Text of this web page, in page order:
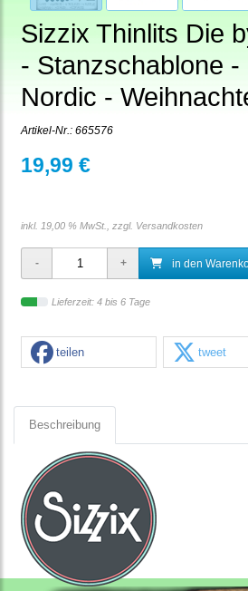
Sizzix Thinlits Die
- Stanzschablone -
Nordic -
Artikel-Nr.: 665576
19,99 €
inkl. 19,00 % MwSt., zzgl. Versandkosten
in den
Lieferzeit: 4 bis 6 Tage
teilen tweet
Beschreibung